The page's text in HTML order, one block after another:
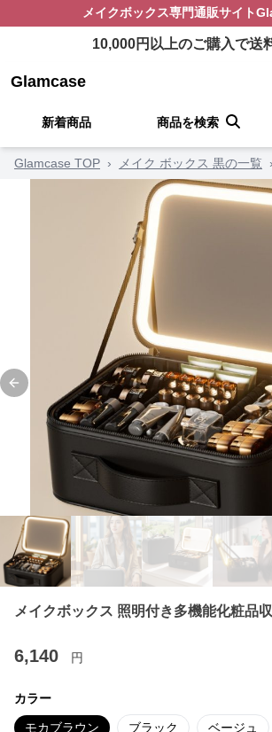
メイクボックス専門通販サイト
10,000円以上のご購入で送
Glamcase
新着商品 商品を検索
Glamcase TOP › メイク ボックス 黒の一覧 ›
Previous slide
メイクボックス 照明付き多機能化粧品
6,140 円
カラー
モカブラウン ブラック ベージュ